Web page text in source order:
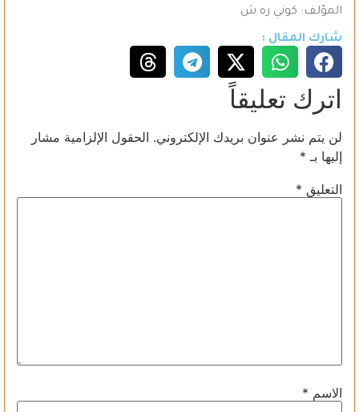
المؤلف: كوني ره ش
شارك المقال :
اترك تعليقاً
لن يتم نشر عنوان بريدك الإلكتروني. الحقول الإلزامية مشار
إليها بـ *
التعليق *
الاسم *